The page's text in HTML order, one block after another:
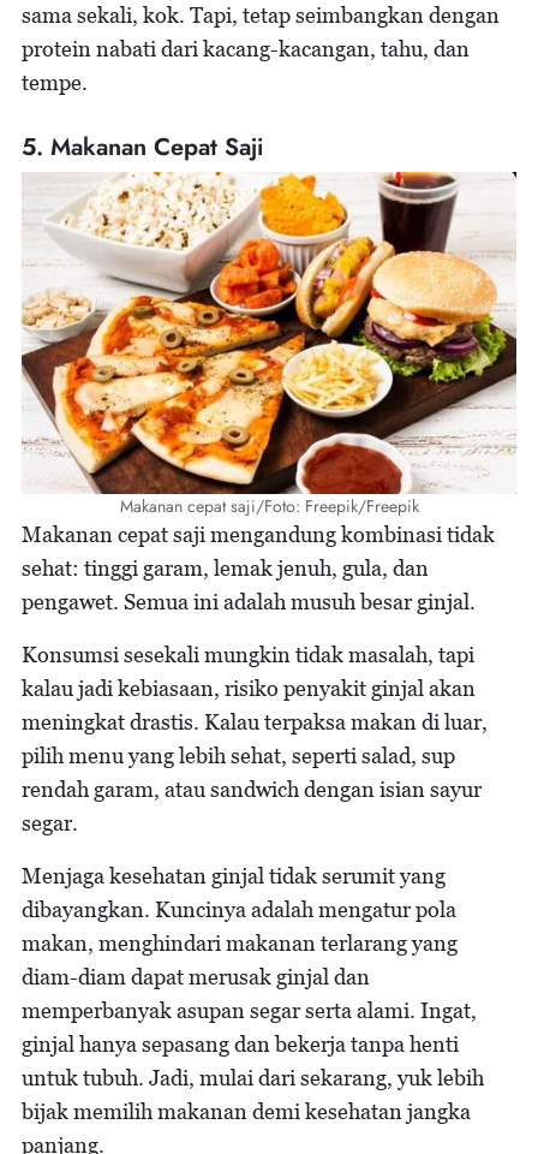
sama sekali, kok. Tapi, tetap seimbangkan dengan
protein nabati dari kacang-kacangan, tahu, dan
tempe.
5. Makanan Cepat Saji
Makanan cepat saji/Foto: Freepik/Freepik
Makanan cepat saji mengandung kombinasi tidak
sehat: tinggi garam, lemak jenuh, gula, dan
pengawet. Semua ini adalah musuh besar ginjal.
Konsumsi sesekali mungkin tidak masalah, tapi
kalau jadi kebiasaan, risiko penyakit ginjal akan
meningkat drastis. Kalau terpaksa makan di luar,
pilih menu yang lebih sehat, seperti salad, sup
rendah garam, atau sandwich dengan isian sayur
segar.
Menjaga kesehatan ginjal tidak serumit yang
dibayangkan. Kuncinya adalah mengatur pola
makan, menghindari makanan terlarang yang
diam-diam dapat merusak ginjal dan
memperbanyak asupan segar serta alami. Ingat,
ginjal hanya sepasang dan bekerja tanpa henti
untuk tubuh. Jadi, mulai dari sekarang, yuk lebih
bijak memilih makanan demi kesehatan jangka
panjang.